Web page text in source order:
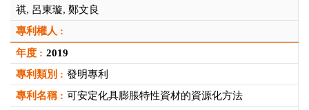
祺, 呂東璇, 鄭文良
2019
發明專利
可安定化具膨脹特性資材的資源化方法